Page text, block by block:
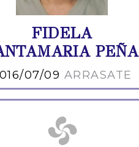
FIDELA
PEÑA
07/09 ARRASATE